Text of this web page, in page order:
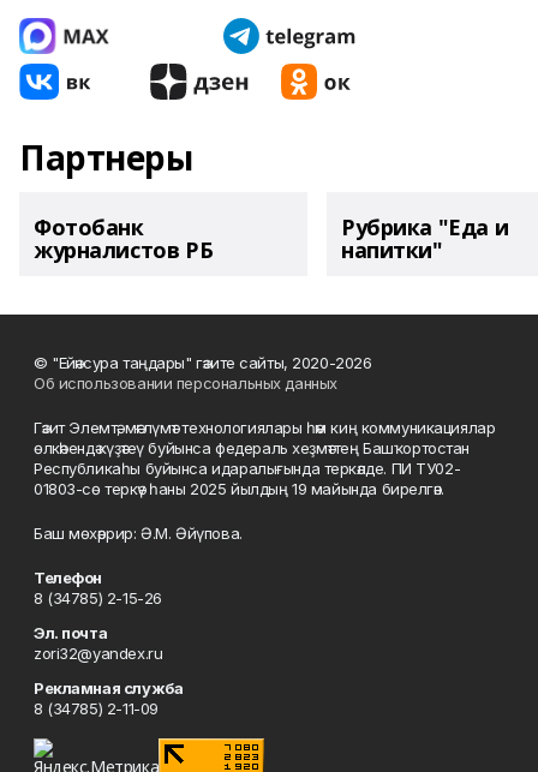
Партнеры
Фотобанк
журналистов РБ
Рубрика "Еда и
напитки"
© "Ейәнсура таңдары" гәзите сайты, 2020-2026
Об использовании персональных данных
Гәзит Элемтә, мәғлүмәт технологиялары һәм киң коммуникациялар
өлкәһендә күҙәтеү буйынса федераль хеҙмәттең Башҡортостан
Республикаһы буйынса идаралығында теркәлде. ПИ ТУ02-
01803-сө теркәү һаны 2025 йылдың 19 майында бирелгән.
Баш мөхәррир: Ә.М. Әйүпова.
Телефон
8 (34785) 2-15-26
Эл. почта
zori32@yandex.ru
Рекламная служба
8 (34785) 2-11-09